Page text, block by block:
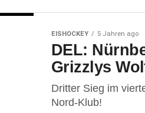
EISHOCKEY 5 Jahren ago
DEL:
Grizzlys
Dritter Sieg im
Nord-Klub!